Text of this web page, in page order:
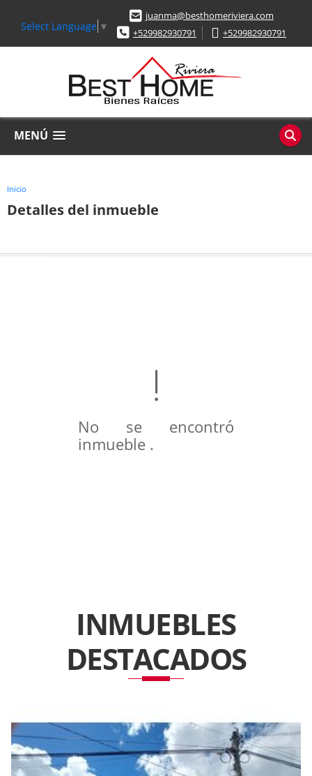
Select Language ▼
juanma@besthomeriviera.com
+529982930791
+529982930791
MENÚ
Inicio
Detalles del inmueble
No se encontró
inmueble .
INMUEBLES
DESTACADOS